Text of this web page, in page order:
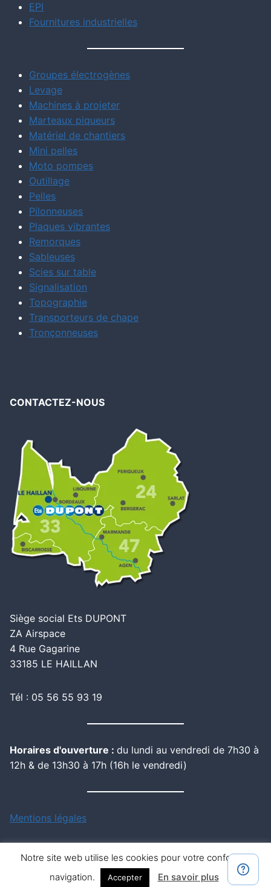
EPI
Fournitures industrielles
Groupes électrogènes
Levage
Machines à projeter
Marteaux piqueurs
Matériel de chantiers
Mini pelles
Moto pompes
Outillage
Pelles
Pilonneuses
Plaques vibrantes
Remorques
Sableuses
Scies sur table
Signalisation
Topographie
Transporteurs de chape
Tronçonneuses
CONTACTEZ-NOUS
Siège social Ets DUPONT
ZA Airspace
4 Rue Gagarine
33185 LE HAILLAN
Tél : 05 56 55 93 19
Horaires d'ouverture : du lundi au vendredi de 7h30 à
12h & de 13h30 à 17h (16h le vendredi)
Mentions légales
Notre site web utilise les cookies pour votre confort de
navigation.
Accepter En savoir plus